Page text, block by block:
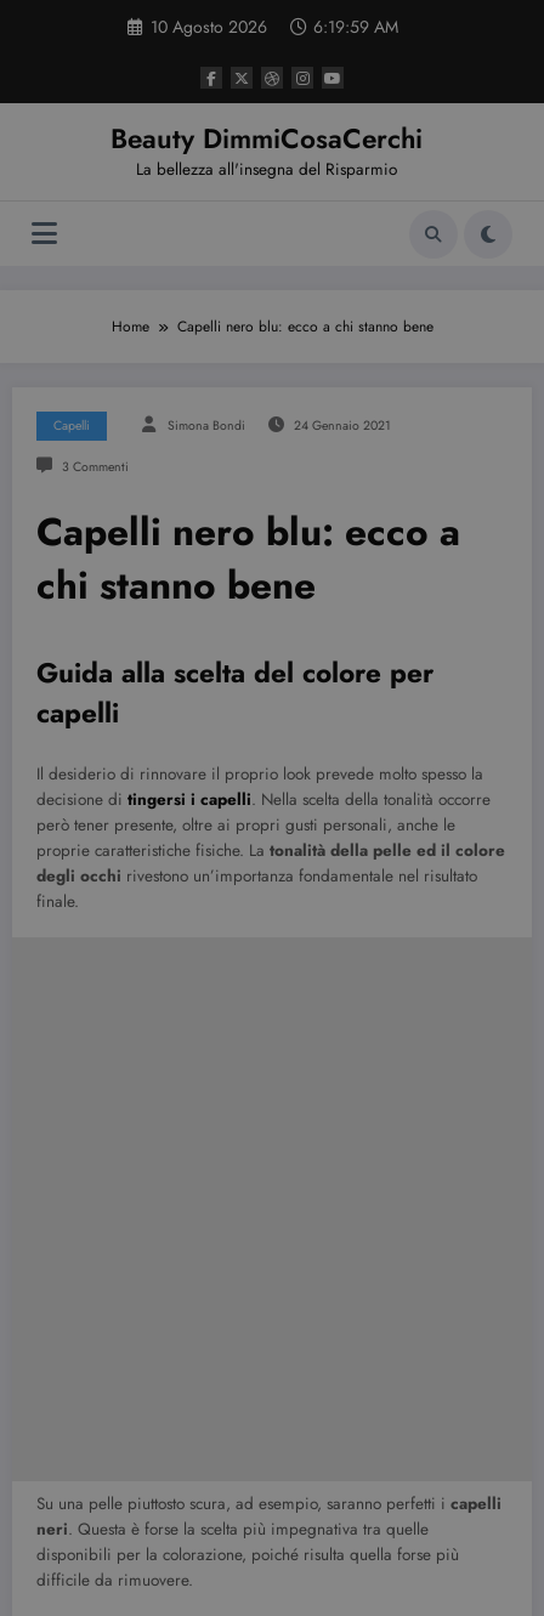
10 Agosto 2026 6:19:59 AM
Beauty DimmiCosaCerchi
La bellezza all'insegna del Risparmio
Home Capelli nero blu: ecco a chi stanno bene
Capelli Simona Bondi 24 Gennaio 2021
3 Commenti
Capelli nero blu: ecco a
chi stanno bene
Guida alla scelta del colore per
capelli
Il desiderio di rinnovare il proprio look prevede molto spesso la
decisione di tingersi i capelli. Nella scelta della tonalità occorre
però tener presente, oltre ai propri gusti personali, anche le
proprie caratteristiche fisiche. La tonalità della pelle ed il colore
degli occhi rivestono un’importanza fondamentale nel risultato
finale.
Su una pelle piuttosto scura, ad esempio, saranno perfetti i capelli
neri. Questa è forse la scelta più impegnativa tra quelle
disponibili per la colorazione, poiché risulta quella forse più
difficile da rimuovere.